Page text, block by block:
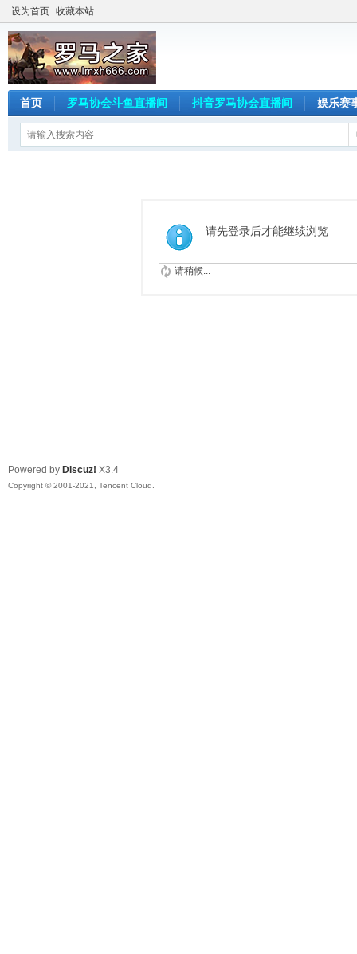
设为首页 收藏本站
首页 罗马协会斗鱼直播间 抖音罗马协会直播间 娱乐赛
请先登录后才能继续浏览
请稍候...
Powered by Discuz! X3.4
Copyright © 2001-2021, Tencent Cloud.